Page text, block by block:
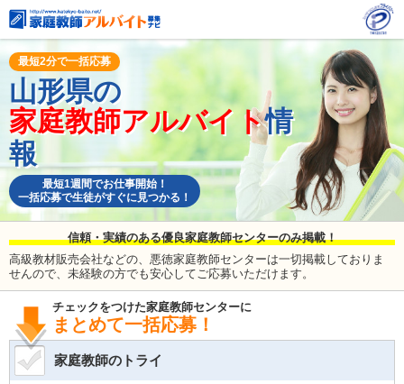
最短2分で一括応募
山形県の
家庭教師アルバイト情
報
最短1週間でお仕事開始！
一括応募で生徒がすぐに見つかる！
信頼・実績のある優良家庭教師センターのみ掲載！
高級教材販売会社などの、悪徳家庭教師センターは一切掲載しておりま
せんので、未経験の方でも安心してご応募いただけます。
チェックをつけた家庭教師センターに
まとめて一括応募！
家庭教師のトライ